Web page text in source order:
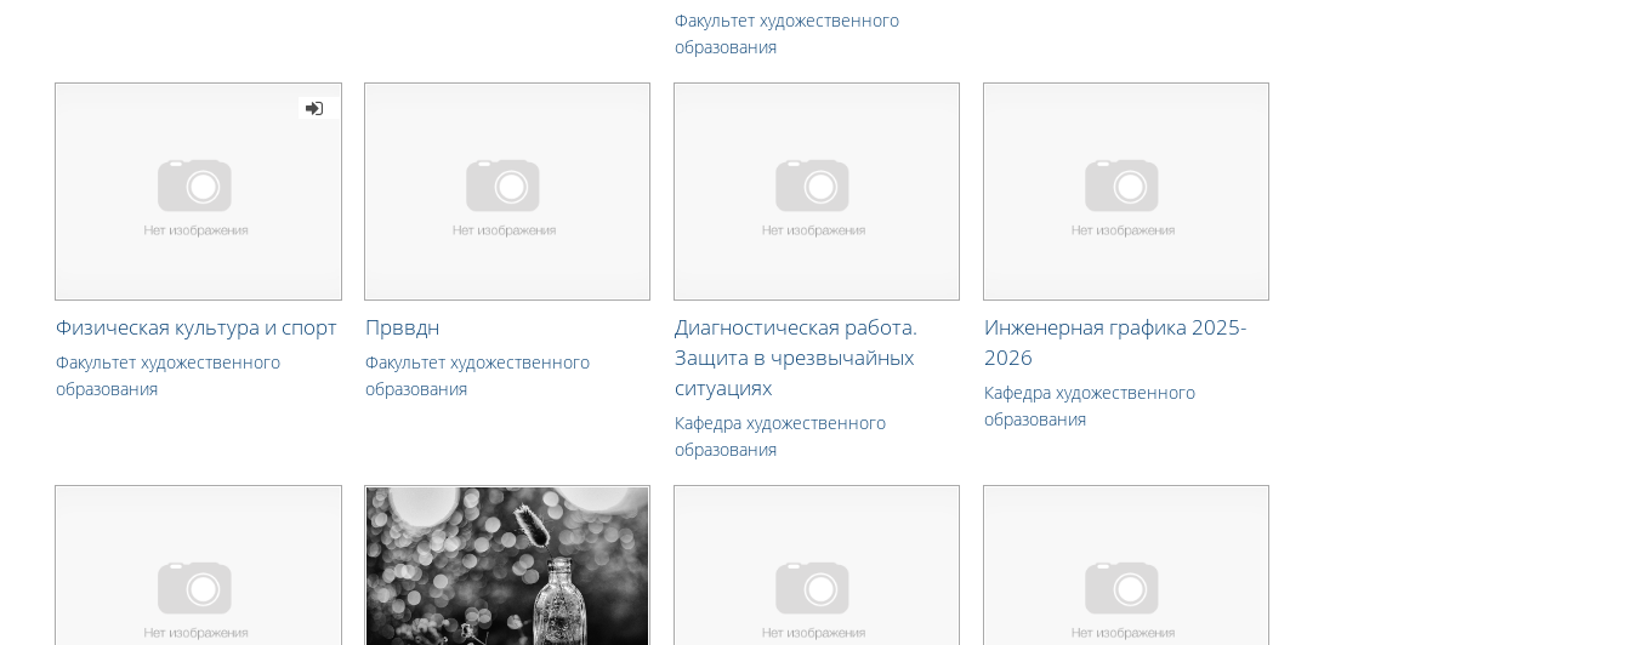
Факультет художественного
образования
Физическая культура и спорт
Факультет художественного
образования
Прввдн
Факультет художественного
образования
Диагностическая работа.
Защита в чрезвычайных
ситуациях
Кафедра художественного
образования
Инженерная графика 2025-
2026
Кафедра художественного
образования